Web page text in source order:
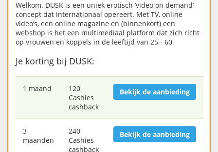
Welkom. DUSK is een uniek erotisch ‘video on demand’
concept dat internationaal opereert. Met TV, online
video’s, een online magazine en (binnenkort) een
webshop is het een multimediaal platform dat zich richt
op vrouwen en koppels in de leeftijd van 25 - 60.
Je korting bij DUSK:
1 maand
120
Cashies
cashback
Bekijk de aanbieding
3
maanden
240
Cashies
cashback
Bekijk de aanbieding